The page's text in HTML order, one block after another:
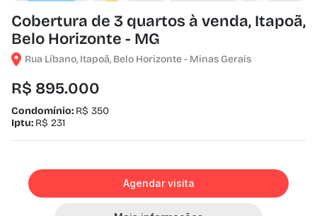
Cobertura de 3 quartos à venda, Itapoã,
Belo Horizonte - MG
Rua Líbano, Itapoã, Belo Horizonte - Minas Gerais
R$ 895.000
Condomínio: R$ 350
Iptu: R$ 231
Agendar visita